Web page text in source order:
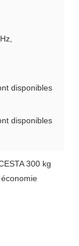
disponibles
disponibles